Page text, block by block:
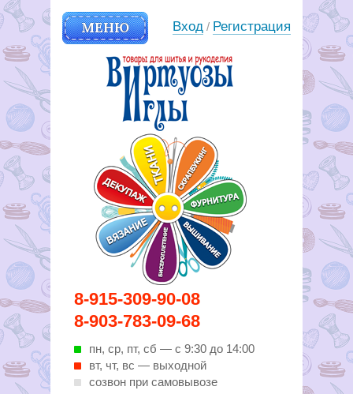
8-915-309-90-08
8-903-783-09-68
пн, ср, пт, cб — с 9:30 до 14:00
вт, чт, вс — выходной
созвон при самовывозе
МЕНЮ
Вирутозы иглы. Товары для
шитья и рукоделья
Вход / Регистрация